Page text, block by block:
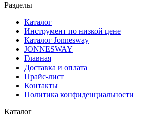
Разделы
Каталог
Инструмент по низкой цене
Каталог Jonnesway
JONNESWAY
Главная
Доставка и оплата
Прайс-лист
Контакты
Политика конфиденциальности
Каталог